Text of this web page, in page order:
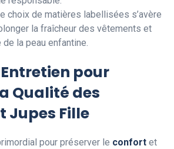
choix de matières labellisées s’avère
la fraîcheur des vêtements et
la peau enfantine.
pour
Qualité des
Jupes Fille
pour préserver le confort et